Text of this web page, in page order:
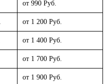
от 990 Руб.
от 1 200 Руб.
от 1 400 Руб.
от 1 700 Руб.
от 1 900 Руб.